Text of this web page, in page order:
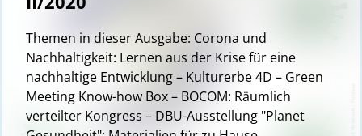
Themen in dieser Ausgabe: Corona und
Nachhaltigkeit: Lernen aus der Krise für eine
nachhaltige Entwicklung – Kulturerbe 4D – Green
Meeting Know-how Box – BOCOM: Räumlich
verteilter Kongress – DBU-Ausstellung "Planet